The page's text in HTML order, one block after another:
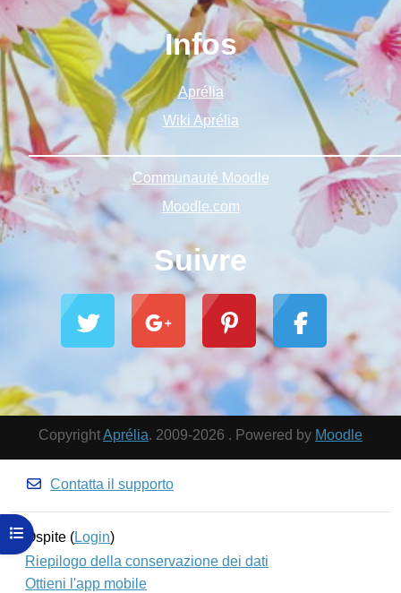
Apri indice del corso
Infos
Aprélia
Wiki Aprélia
Communauté Moodle
Moodle.com
Suivre
CopyrightAprélia. 2009-2026 . Powered by Moodle
Contatta il supporto
Ospite (Login)
Riepilogo della conservazione dei dati
Ottieni l'app mobile